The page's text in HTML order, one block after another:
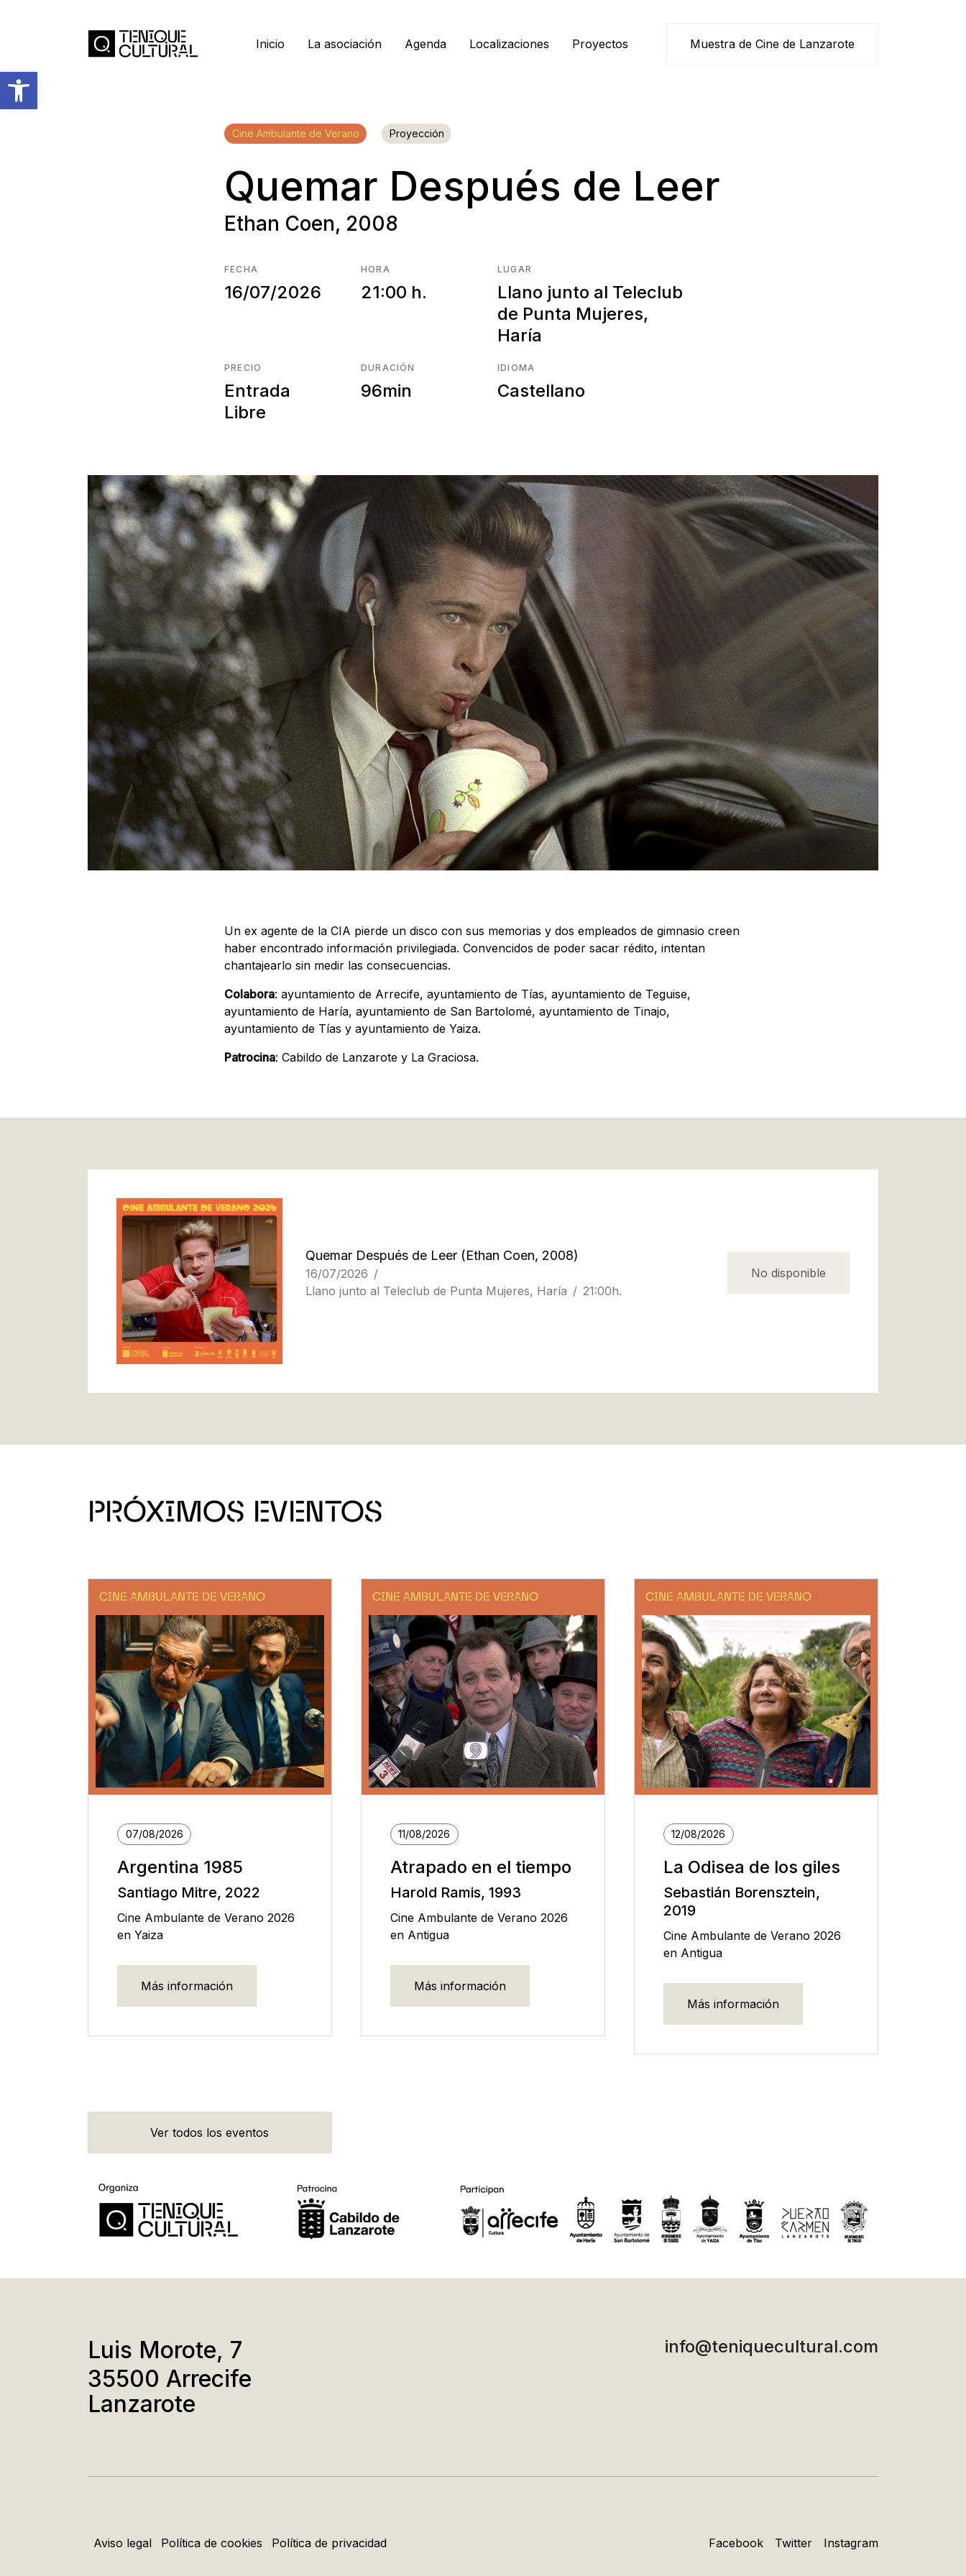
Abrir barra de herramientas
Muestra de Cine de Lanzarote
Inicio La asociación Agenda Localizaciones Proyectos
Cine Ambulante de Verano Proyección
Quemar Después de Leer
Ethan Coen, 2008
FECHA
16/07/2026
HORA
21:00 h.
LUGAR
Llano junto al Teleclub
de Punta Mujeres,
Haría
PRECIO
Entrada
Libre
DURACIÓN
96min
IDIOMA
Castellano
Un ex agente de la CIA pierde un disco con sus memorias y dos empleados de gimnasio creen
haber encontrado información privilegiada. Convencidos de poder sacar rédito, intentan
chantajearlo sin medir las consecuencias.
Colabora: ayuntamiento de Arrecife, ayuntamiento de Tías, ayuntamiento de Teguise,
ayuntamiento de Haría, ayuntamiento de San Bartolomé, ayuntamiento de Tinajo,
ayuntamiento de Tías y ayuntamiento de Yaiza.
Patrocina: Cabildo de Lanzarote y La Graciosa.
Quemar Después de Leer (Ethan Coen, 2008)
16/07/2026
Llano junto al Teleclub de Punta Mujeres, Haría
21:00h.
No disponible
PRÓXIMOS EVENTOS
CINE AMBULANTE DE VERANO
07/08/2026
Argentina 1985
Santiago Mitre, 2022
Cine Ambulante de Verano 2026
en Yaiza
Más información
CINE AMBULANTE DE VERANO
11/08/2026
Atrapado en el tiempo
Harold Ramis, 1993
Cine Ambulante de Verano 2026
en Antigua
Más información
CINE AMBULANTE DE VERANO
12/08/2026
La Odisea de los giles
Sebastián Borensztein,
2019
Cine Ambulante de Verano 2026
en Antigua
Más información
Ver todos los eventos
Luis Morote, 7
35500 Arrecife
Lanzarote
info@teniquecultural.com
Facebook Twitter Instagram
Aviso legal Política de cookies Política de privacidad